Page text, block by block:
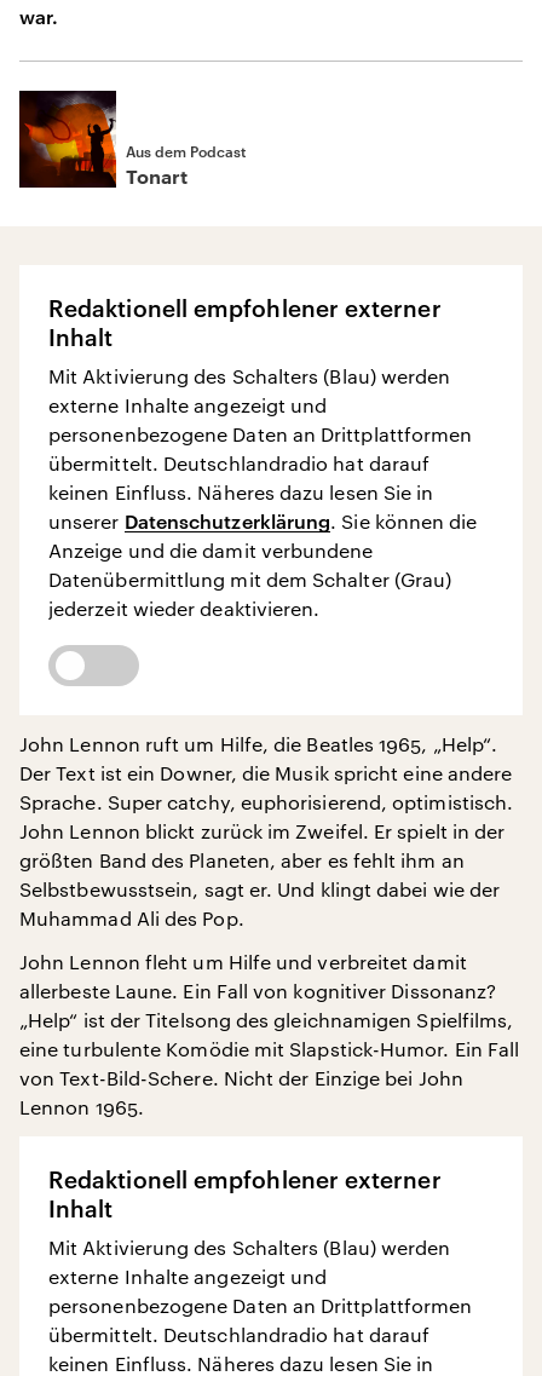
war.
Aus dem Podcast
Tonart
Redaktionell empfohlener externer
Inhalt
Mit Aktivierung des Schalters (Blau) werden
externe Inhalte angezeigt und
personenbezogene Daten an Drittplattformen
übermittelt. Deutschlandradio hat darauf
keinen Einfluss. Näheres dazu lesen Sie in
unserer Datenschutzerklärung. Sie können die
Anzeige und die damit verbundene
Datenübermittlung mit dem Schalter (Grau)
jederzeit wieder deaktivieren.
John Lennon ruft um Hilfe, die Beatles 1965, „Help“.
Der Text ist ein Downer, die Musik spricht eine andere
Sprache. Super catchy, euphorisierend, optimistisch.
John Lennon blickt zurück im Zweifel. Er spielt in der
größten Band des Planeten, aber es fehlt ihm an
Selbstbewusstsein, sagt er. Und klingt dabei wie der
Muhammad Ali des Pop.
John Lennon fleht um Hilfe und verbreitet damit
allerbeste Laune. Ein Fall von kognitiver Dissonanz?
„Help“ ist der Titelsong des gleichnamigen Spielfilms,
eine turbulente Komödie mit Slapstick-Humor. Ein Fall
von Text-Bild-Schere. Nicht der Einzige bei John
Lennon 1965.
Redaktionell empfohlener externer
Inhalt
Mit Aktivierung des Schalters (Blau) werden
externe Inhalte angezeigt und
personenbezogene Daten an Drittplattformen
übermittelt. Deutschlandradio hat darauf
keinen Einfluss. Näheres dazu lesen Sie in